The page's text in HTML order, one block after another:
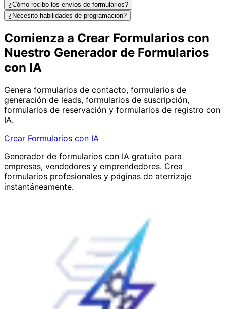
¿Cómo recibo los envíos de formularios?
¿Necesito habilidades de programación?
Comienza a Crear Formularios con
Nuestro Generador de Formularios
con IA
Genera formularios de contacto, formularios de
generación de leads, formularios de suscripción,
formularios de reservación y formularios de registro con
IA.
Crear Formularios con IA
Generador de formularios con IA gratuito para
empresas, vendedores y emprendedores. Crea
formularios profesionales y páginas de aterrizaje
instantáneamente.